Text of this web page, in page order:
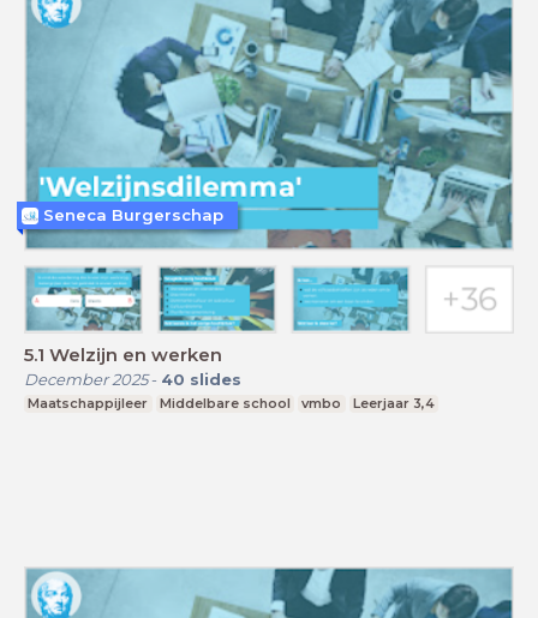
5.1 Welzijn en werken
December 2025- 40 slides
Maatschappijleer Middelbare school vmbo Leerjaar 3,4
Seneca Burgerschap